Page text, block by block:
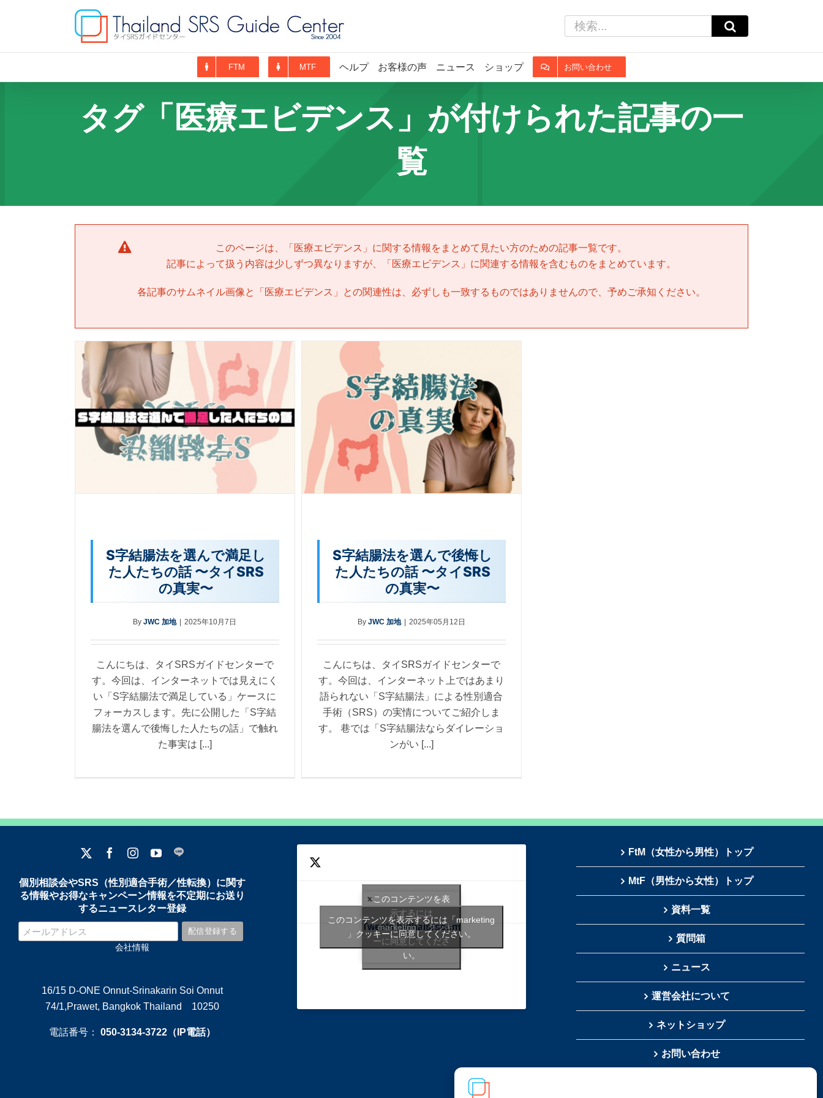
索
…
FTM MTF ヘルプ お客様の声 ニュース ショップ お問い合わせ
タグ「医療エビデンス」が付けられた記事の一
覧
このページは、「 医療エビデンス 」に関する情報をまとめて見たい方のための記事一覧です。
記事によって扱う内容は少しずつ異なりますが、「 医療エビデンス 」に関連する情報を含むものをまとめています。
各記事のサムネイル画像と「 医療エビデンス 」との関連性は、必ずしも一致するものではありませんので、予めご承知ください。
S字結腸法を選んで満足し
た人たちの話 〜タイSRS
の真実〜
ByJWC 加地 2025年10月7日
こんにちは、タイSRSガイドセンターで
す。今回は、インターネットでは見えにく
い「S字結腸法で満足している」ケースに
フォーカスします。先に公開した「S字結
腸法を選んで後悔した人たちの話」で触れ
た事実は [...]
S字結腸法を選んで後悔し
た人たちの話 〜タイSRS
の真実〜
By JWC 加地 2025年05月12日
こんにちは、タイSRSガイドセンターで
す。今回は、インターネット上ではあまり
語られない「S字結腸法」による性別適合
手術（SRS）の実情についてご紹介しま
す。 巷では「S字結腸法ならダイレーショ
ンがい [...]
個別相談会やSRS（性別適合手術／性転換）に関す
る情報やお得なキャンペーン情報を不定期にお送り
するニュースレター登録
会社情報
16/15 D-ONE Onnut-Srinakarin Soi Onnut
74/1,Prawet, Bangkok Thailand 10250
電話番号：050-3134-3722（IP電話）
Tweets bythaisrscom
このコンテンツを表
示するには
「marketing 」クッキ
ーに同意してくださ
い。
このコンテンツを表示するには「marketing
」クッキーに同意してください。
FtM（女性から男性）トップ
MtF（男性から女性）トップ
資料一覧
質問箱
ニュース
運営会社について
ネットショップ
お問い合わせ